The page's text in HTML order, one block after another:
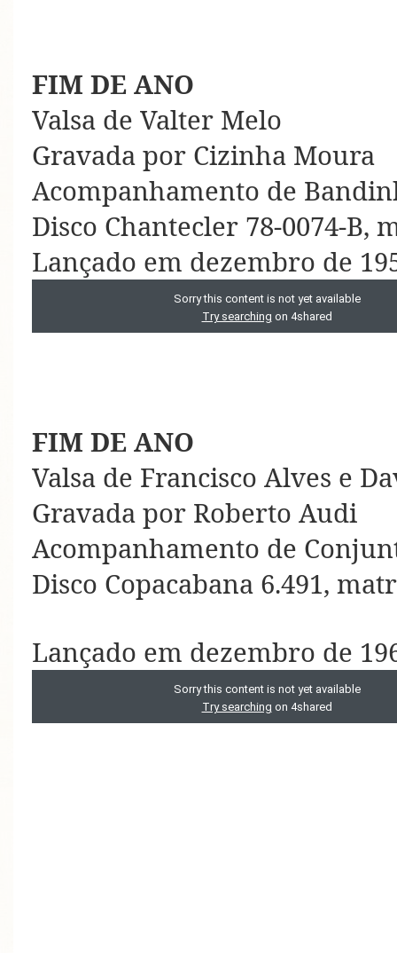
FIM DE ANO
Valsa de Valter Melo
Gravada por Cizinha Moura
Acompanhamento de
Disco Chantecler 78-0074-B,
Lançado em dezembro de
FIM DE ANO
Valsa de Francisco Alves e
Gravada por Roberto Audi
Acompanhamento de
Disco Copacabana 6.491,
Lançado em dezembro de